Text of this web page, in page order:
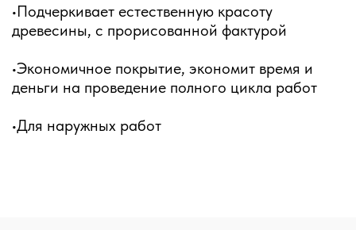
•Подчеркивает естественную красоту
древесины, с прорисованной фактурой
•Экономичное покрытие, экономит время и
деньги на проведение полного цикла работ
•Для наружных работ